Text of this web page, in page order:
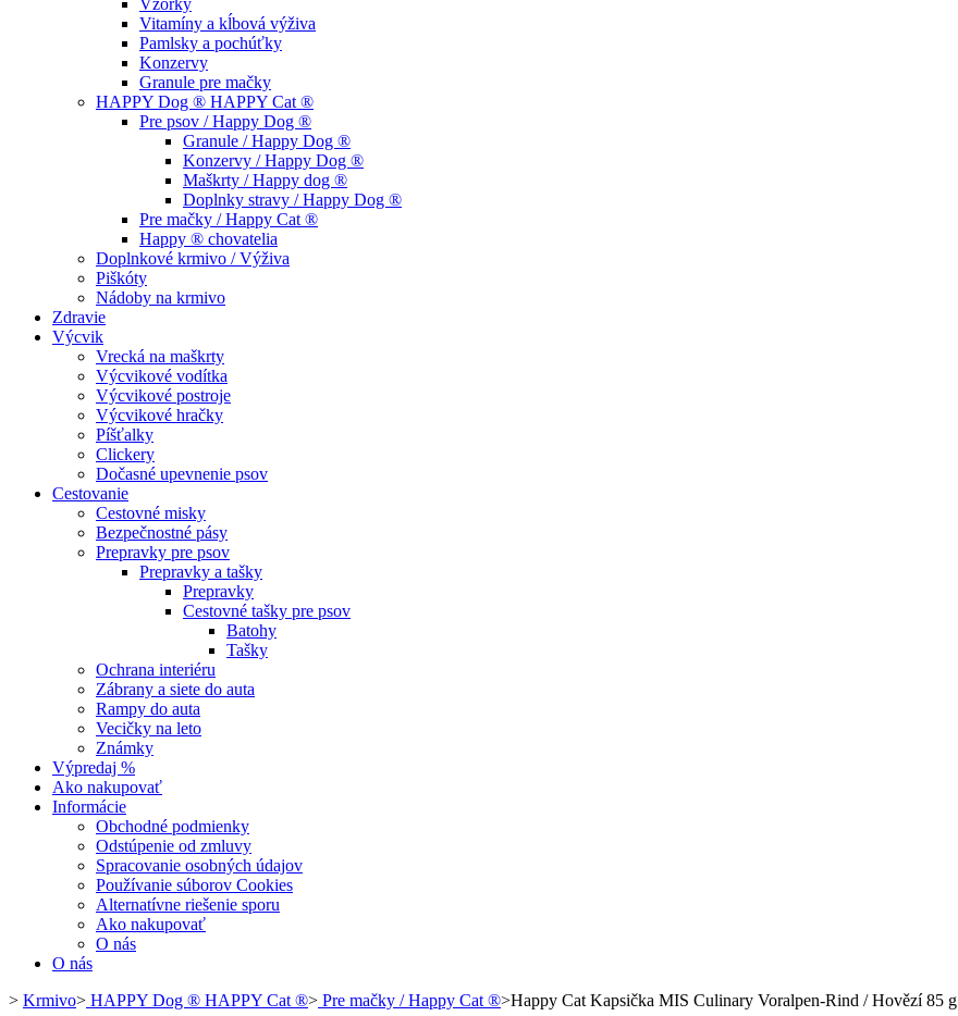
Vzorky
Vitamíny a kĺbová výživa
Pamlsky a pochúťky
Konzervy
Granule pre mačky
HAPPY Dog ® HAPPY Cat ®
Pre psov / Happy Dog ®
Granule / Happy Dog ®
Konzervy / Happy Dog ®
Maškrty / Happy dog ®
Doplnky stravy / Happy Dog ®
Pre mačky / Happy Cat ®
Happy ® chovatelia
Doplnkové krmivo / Výživa
Piškóty
Nádoby na krmivo
Zdravie
Výcvik
Vrecká na maškrty
Výcvikové vodítka
Výcvikové postroje
Výcvikové hračky
Píšťalky
Clickery
Dočasné upevnenie psov
Cestovanie
Cestovné misky
Bezpečnostné pásy
Prepravky pre psov
Prepravky a tašky
Prepravky
Cestovné tašky pre psov
Batohy
Tašky
Ochrana interiéru
Zábrany a siete do auta
Rampy do auta
Vecičky na leto
Známky
Výpredaj %
Ako nakupovať
Informácie
Obchodné podmienky
Odstúpenie od zmluvy
Spracovanie osobných údajov
Používanie súborov Cookies
Alternatívne riešenie sporu
Ako nakupovať
O nás
O nás
> Krmivo> HAPPY Dog ® HAPPY Cat ®> Pre mačky / Happy Cat ®>Happy Cat Kapsička MIS Culinary Voralpen-Rind / Hovězí 85 g